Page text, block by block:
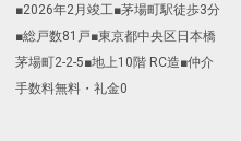
■2026年2月竣工■茅場町駅徒歩3分
■総戸数81戸■東京都中央区日本橋
茅場町2-2-5■地上10階 RC造■仲介
手数料無料・礼金0